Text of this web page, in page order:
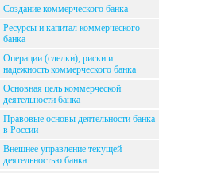
Создание коммерческого банка
Ресурсы и капитал коммерческого
банка
Операции (сделки), риски и
надежность коммерческого банка
Основная цель коммерческой
деятельности банка
Правовые основы деятельности банка
в России
Внешнее управление текущей
деятельностью банка